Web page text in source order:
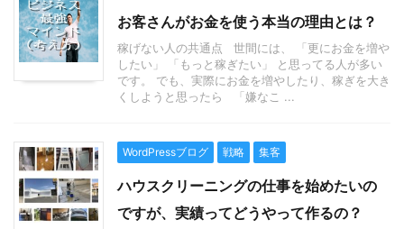
お客さんがお金を使う本当の理由とは？
稼げない人の共通点 世間には、 「更にお金を増や
したい」 「もっと稼ぎたい」 と思ってる人が多い
です。 でも、実際にお金を増やしたり、稼ぎを大き
くしようと思ったら 「嫌なこ ...
WordPressブログ 戦略 集客
ハウスクリーニングの仕事を始めたいの
ですが、実績ってどうやって作るの？